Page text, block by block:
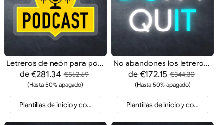
Letreros de neón para podcast
de€281.34 €562.69
(Hasta 50% apagado)
Plantillas de inicio y cotización
No abandones los letreros de neón
de€172.15 €344.30
(Hasta 50% apagado)
Plantillas de inicio y cotización